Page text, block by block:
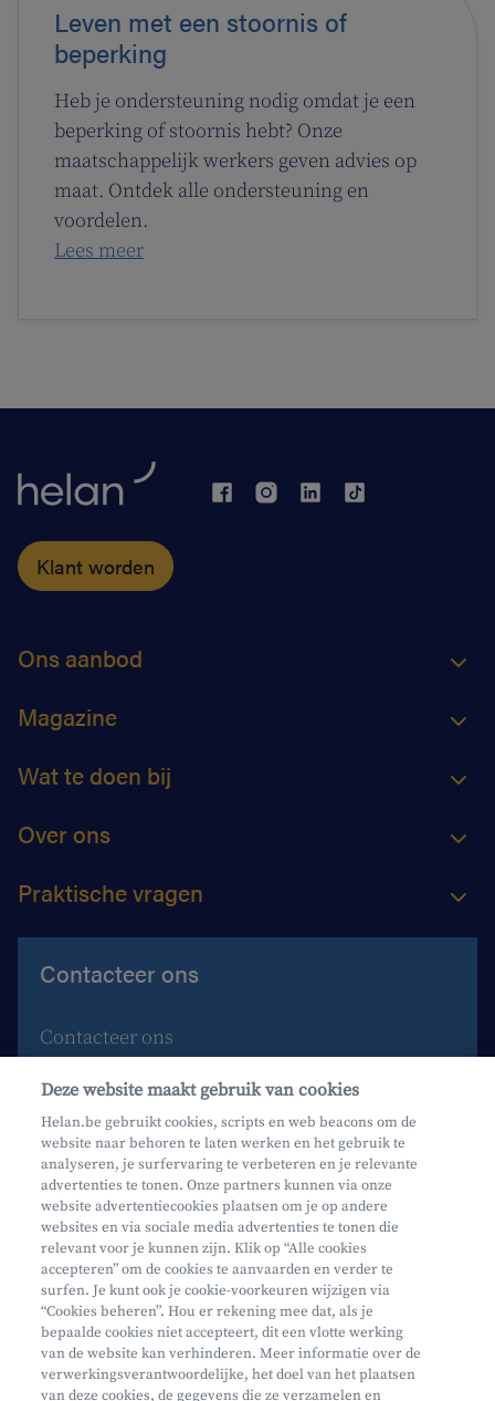
Leven met een stoornis of
beperking
Heb je ondersteuning nodig omdat je een
beperking of stoornis hebt? Onze
maatschappelijk werkers geven advies op
maat. Ontdek alle ondersteuning en
voordelen.
Lees meer
Klant worden
Ons aanbod
Magazine
Wat te doen bij
Over ons
Praktische vragen
Contacteer ons
Contacteer ons
Maak een afspraak
Waar vind je ons?
Phishing
Mifid
Privacy
Juridische info
Deze website maakt gebruik van cookies
Helan.be gebruikt cookies, scripts en web beacons om de
website naar behoren te laten werken en het gebruik te
analyseren, je surfervaring te verbeteren en je relevante
advertenties te tonen. Onze partners kunnen via onze
website advertentiecookies plaatsen om je op andere
websites en via sociale media advertenties te tonen die
relevant voor je kunnen zijn. Klik op “Alle cookies
accepteren” om de cookies te aanvaarden en verder te
surfen. Je kunt ook je cookie-voorkeuren wijzigen via
“Cookies beheren”. Hou er rekening mee dat, als je
bepaalde cookies niet accepteert, dit een vlotte werking
van de website kan verhinderen. Meer informatie over de
verwerkingsverantwoordelijke, het doel van het plaatsen
van deze cookies, de gegevens die ze verzamelen en